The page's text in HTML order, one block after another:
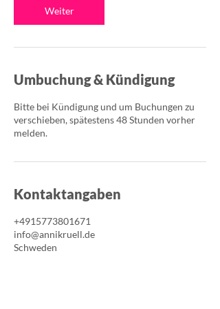
n
.
Weiter
Umbuchung & Kündigung
Bitte bei Kündigung und um Buchungen zu
verschieben, spätestens 48 Stunden vorher
melden.
Kontaktangaben
+4915773801671
info@annikruell.de
Schweden